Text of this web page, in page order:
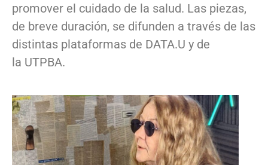
promover el cuidado de la salud. Las piezas,
de breve duración, se difunden a través de las
distintas plataformas de DATA.U y de
la UTPBA.